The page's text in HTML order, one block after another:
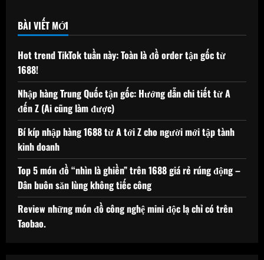
BÀI VIẾT MỚI
Hot trend TikTok tuần này: Toàn là đồ order tận gốc từ
1688!
Nhập hàng Trung Quốc tận gốc: Hướng dẫn chi tiết từ A
đến Z (Ai cũng làm được)
Bí kíp nhập hàng 1688 từ A tới Z cho người mới tập tành
kinh doanh
Top 5 món đồ “nhìn là ghiền” trên 1688 giá rẻ rúng động –
Dân buôn săn lùng không tiếc công
Review những món đồ công nghệ mini độc lạ chỉ có trên
Taobao.